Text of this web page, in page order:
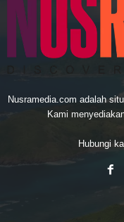
Nusramedia.com adalah
Kami
Hubungi